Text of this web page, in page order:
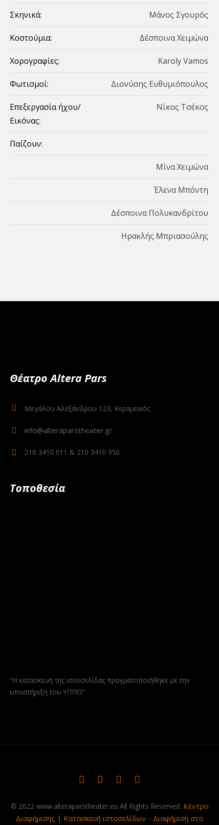
Σκηνικά: Μάνος Σγουρός
Κοστούμια: Δέσποινα Χειμώνα
Χορογραφίες: Karoly Vamos
Φωτισμοί: Διονύσης Ευθυμιόπουλος
Επεξεργασία ήχου/
Εικόνας:
Νίκος Τσέκος
Παίζουν:
Μίνα Χειμώνα
Έλενα Μπόντη
Δέσποινα Πολυκανδρίτου
Ηρακλής Μπριασούλης
Θέατρο Altera Pars
Μεγάλου Αλεξάνδρου 123, Κεραμεικός
info@alteraparstheater.gr
210 3410 011 & 210 3410 950
Τοποθεσία
“Η κατασκευή της ιστοσελίδας πραγματοποιήθηκε με την
υποστήριξη του ΥΠΠΟ”
© 2022 www.alteraparstheater.eu All Rights Reserved. Κέντρο
Διαφήμισης | Κατασκευή ιστοσελίδων - Διαφήμιση στο